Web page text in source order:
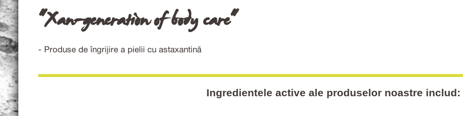
"Xan-generation of body care"
- Produse de îngrijire a pielii cu astaxantină
Ingredientele active ale produselor noastre includ: